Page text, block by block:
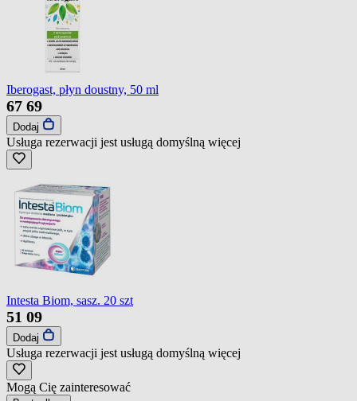
Iberogast, płyn doustny, 50 ml
67 69
Dodaj
Usługa rezerwacji jest usługą domyślną więcej
Intesta Biom, sasz. 20 szt
51 09
Dodaj
Usługa rezerwacji jest usługą domyślną więcej
Mogą Cię zainteresować